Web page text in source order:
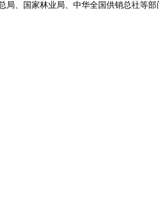
、国家林业局、中华全国供销总社等部